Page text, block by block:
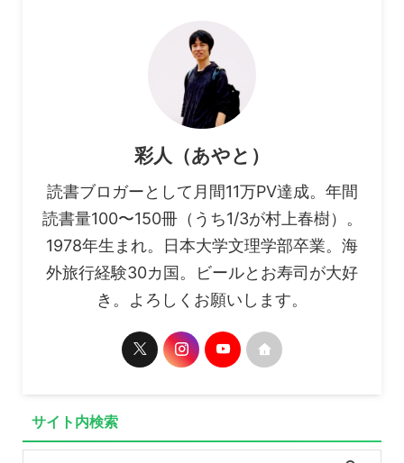
彩人（あやと）
読書ブロガーとして月間11万PV達成。年間
読書量100〜150冊（うち1/3が村上春樹）。
1978年生まれ。日本大学文理学部卒業。海
外旅行経験30カ国。ビールとお寿司が大好
き。よろしくお願いします。
サイト内検索